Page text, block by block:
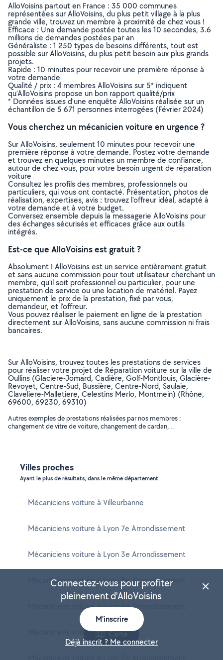
AlloVoisins partout en France : 35 000 communes
représentées sur AlloVoisins, du plus petit village à la plus
grande ville, trouvez un membre à proximité de chez vous !
Efficace : Une demande postée toutes les 10 secondes, 3.6
millions de demandes postées par an
Généraliste : 1 250 types de besoins différents, tout est
possible sur AlloVoisins, du plus petit besoin aux plus grands
projets.
Rapide : 10 minutes pour recevoir une première réponse à
votre demande
Qualité / prix : 4 membres AlloVoisins sur 5* indiquent
qu’AlloVoisins propose un bon rapport qualité/prix
* Données issues d’une enquête AlloVoisins réalisée sur un
échantillon de 5 671 personnes interrogées (Février 2024)
Vous cherchez un mécanicien voiture en urgence ?
Sur AlloVoisins, seulement 10 minutes pour recevoir une
première réponse à votre demande. Postez votre demande
et trouvez en quelques minutes un membre de confiance,
autour de chez vous, pour votre besoin urgent de réparation
voiture
Consultez les profils des membres, professionnels ou
particuliers, qui vous ont contacté. Présentation, photos de
réalisation, expertises, avis : trouvez l'offreur idéal, adapté à
votre demande et à votre budget.
Conversez ensemble depuis la messagerie AlloVoisins pour
des échanges sécurisés et efficaces grâce aux outils
intégrés.
Est-ce que AlloVoisins est gratuit ?
Absolument ! AlloVoisins est un service entièrement gratuit
et sans aucune commission pour tout utilisateur cherchant un
membre, qu’il soit professionnel ou particulier, pour une
prestation de service ou une location de matériel. Payez
uniquement le prix de la prestation, fixé par vous,
demandeur, et l’offreur.
Vous pouvez réaliser le paiement en ligne de la prestation
directement sur AlloVoisins, sans aucune commission ni frais
bancaires.
Sur AlloVoisins, trouvez toutes les prestations de services
pour réaliser votre projet de Réparation voiture sur la ville de
Oullins (Glaciere-Jomard, Cadière, Golf-Montlouis, Glacière-
Revoyet, Centre-Sud, Bussière, Centre-Nord, Saulaie,
Claveliere-Malletiere, Celestins Merlo, Montmein) (Rhône,
69600, 69230, 69310)
Autres exemples de prestations réalisées par nos membres :
changement de vitre de voiture, changement de cardan, ..
Villes proches
Ayant le plus de résultats, dans le même département
Mécaniciens voiture à Villeurbanne
Mécaniciens voiture à Lyon 7e Arrondissement
Mécaniciens voiture à Lyon 3e Arrondissement
Mécaniciens voiture à Lyon 8e Arrondissement
Mécaniciens voiture à Lyon 9e Arrondissement
Mécaniciens voiture à Vénissieux
Carte
Connectez-vous pour profiter
pleinement d'AlloVoisins
M'inscrire
Déjà inscrit ? Me connecter